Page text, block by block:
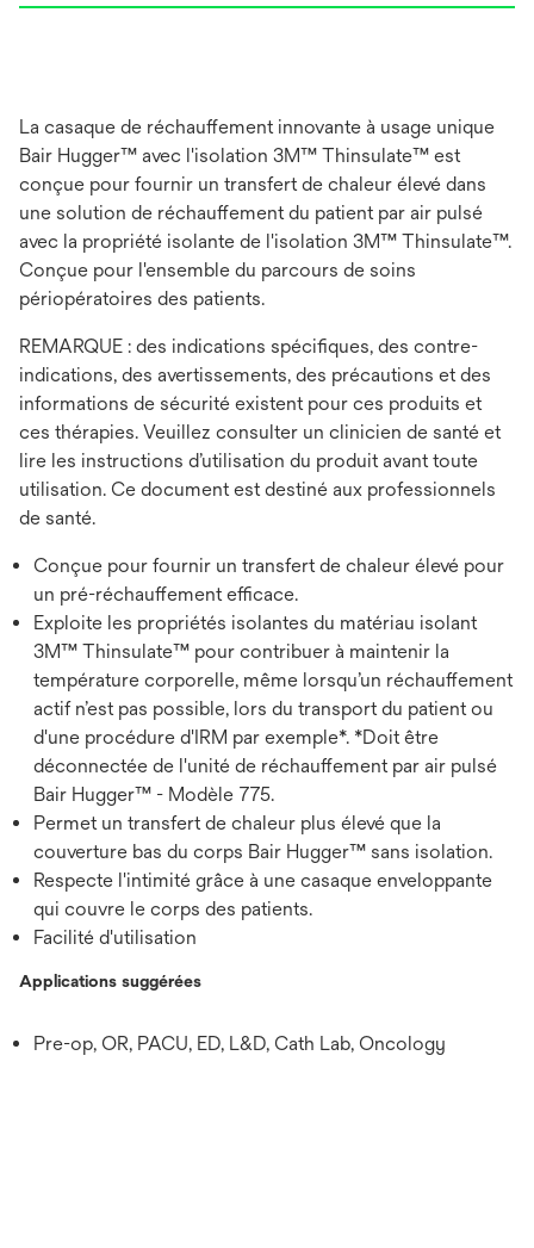
La casaque de réchauffement innovante à usage unique
Bair Hugger™ avec l'isolation 3M™ Thinsulate™ est
conçue pour fournir un transfert de chaleur élevé dans
une solution de réchauffement du patient par air pulsé
avec la propriété isolante de l'isolation 3M™ Thinsulate™.
Conçue pour l'ensemble du parcours de soins
périopératoires des patients.
REMARQUE : des indications spécifiques, des contre-
indications, des avertissements, des précautions et des
informations de sécurité existent pour ces produits et
ces thérapies. Veuillez consulter un clinicien de santé et
lire les instructions d’utilisation du produit avant toute
utilisation. Ce document est destiné aux professionnels
de santé.
Conçue pour fournir un transfert de chaleur élevé pour
un pré-réchauffement efficace.
Exploite les propriétés isolantes du matériau isolant
3M™ Thinsulate™ pour contribuer à maintenir la
température corporelle, même lorsqu’un réchauffement
actif n’est pas possible, lors du transport du patient ou
d'une procédure d'IRM par exemple*. *Doit être
déconnectée de l'unité de réchauffement par air pulsé
Bair Hugger™ - Modèle 775.
Permet un transfert de chaleur plus élevé que la
couverture bas du corps Bair Hugger™ sans isolation.
Respecte l'intimité grâce à une casaque enveloppante
qui couvre le corps des patients.
Facilité d'utilisation
Applications suggérées
Pre-op, OR, PACU, ED, L&D, Cath Lab, Oncology